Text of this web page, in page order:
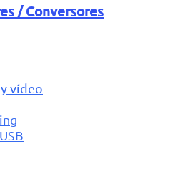
/ Conversores
vídeo